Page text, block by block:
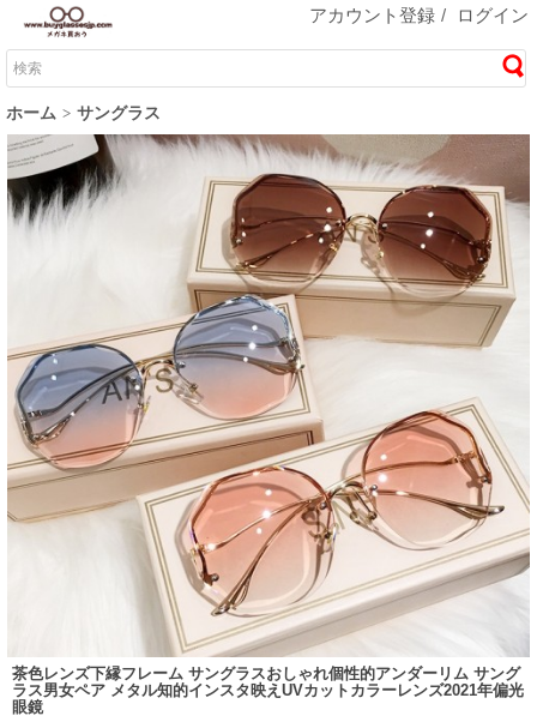
アカウント登録 / ログイン
ホーム サングラス
茶色レンズ下縁フレーム サングラスおしゃれ個性的アンダーリム サング
ラス男女ペア メタル知的インスタ映えUVカットカラーレンズ2021年偏光
眼鏡